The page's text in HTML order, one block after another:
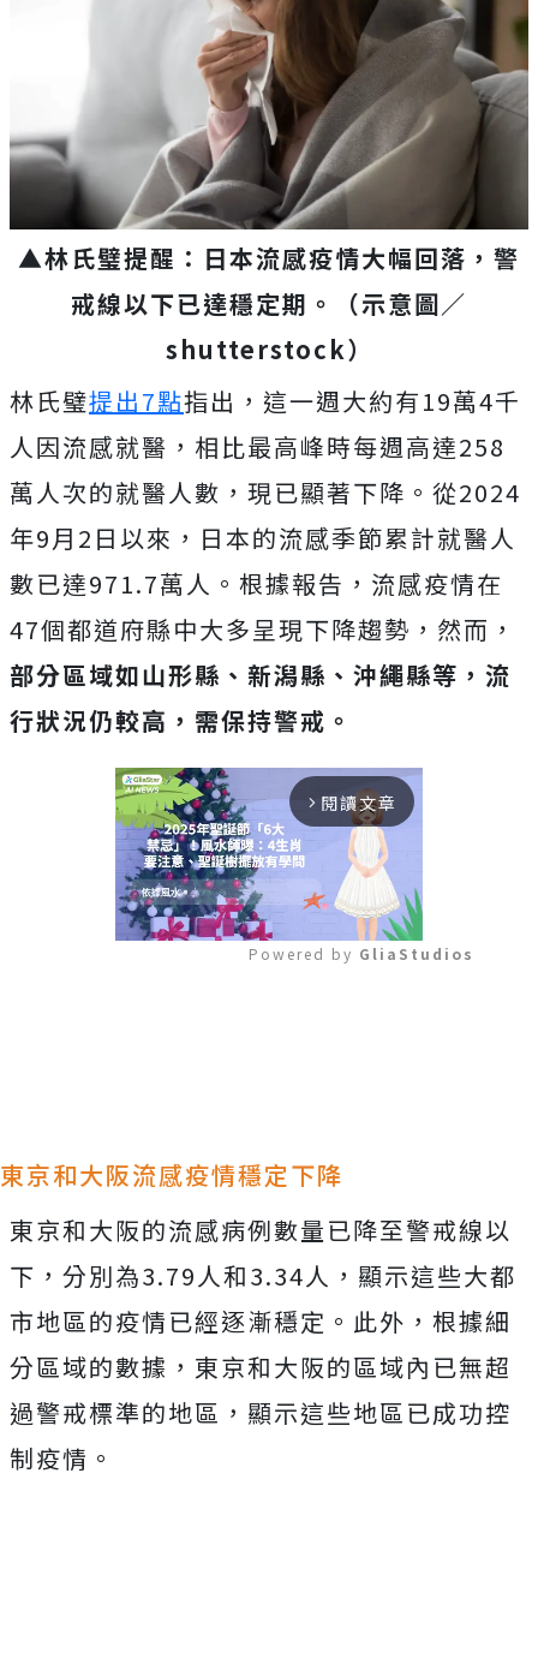
▲林氏璧提醒：日本流感疫情大幅回落，警
戒線以下已達穩定期。
（示意圖／
shutterstock）
林氏璧提出7點指出，這一週大約有19萬4千
人因流感就醫，相比最高峰時每週高達258
萬人次的就醫人數，現已顯著下降。從2024
年9月2日以來，日本的流感季節累計就醫人
數已達971.7萬人。根據報告，流感疫情在
47個都道府縣中大多呈現下降趨勢，然而，
部分區域如山形縣、新潟縣、沖繩縣等，流
行狀況仍較高，需保持警戒。
arrow_forward_ios 閱讀文章
Powered by GliaStudios
東京和大阪流感疫情穩定下降
東京和大阪的流感病例數量已降至警戒線以
下，分別為3.79人和3.34人，顯示這些大都
市地區的疫情已經逐漸穩定。此外，根據細
分區域的數據，東京和大阪的區域內已無超
過警戒標準的地區，顯示這些地區已成功控
制疫情。